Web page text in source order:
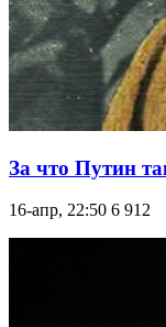
За что Путин
16-апр, 22:50 6 912